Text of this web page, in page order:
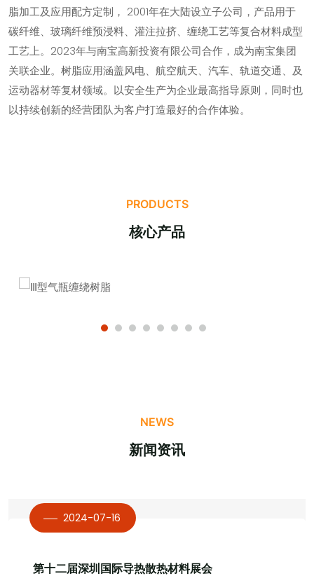
脂加工及应用配方定制， 2001年在大陆设立子公司，产品用于
碳纤维、玻璃纤维预浸料、灌注拉挤、缠绕工艺等复合材料成型
工艺上。2023年与南宝高新投资有限公司合作，成为南宝集团
关联企业。树脂应用涵盖风电、航空航天、汽车、轨道交通、及
运动器材等复材领域。以安全生产为企业最高指导原则，同时也
以持续创新的经营团队为客户打造最好的合作体验。
PRODUCTS
核心产品
NEWS
新闻资讯
2024-07-16
第十二届深圳国际导热散热材料展会